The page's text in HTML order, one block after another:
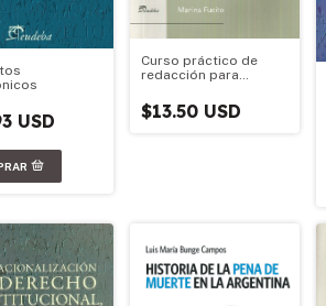
USD
Curso práctico de
redacción para
$13.50 USD